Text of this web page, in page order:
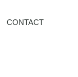
CONTACT